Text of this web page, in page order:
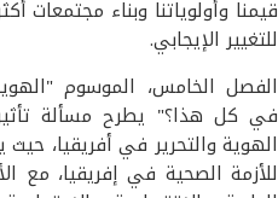
قيمنا وأولوياتنا وبناء مجتمعات
للتغيير الإيجابي.
الفصل الخامس، الموسوم
الهوية والتحرير في أفريقيا، حيث
للأزمة الصحية في إفريقيا، مع